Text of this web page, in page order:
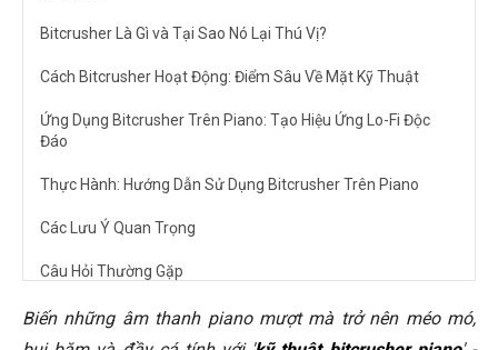
Bitcrusher Là Gì và Tại Sao Nó Lại Thú Vị?
Cách Bitcrusher Hoạt Động: Điểm Sâu Về Mặt Kỹ Thuật
Ứng Dụng Bitcrusher Trên Piano: Tạo Hiệu Ứng Lo-Fi Độc
Đáo
Thực Hành: Hướng Dẫn Sử Dụng Bitcrusher Trên Piano
Các Lưu Ý Quan Trọng
Câu Hỏi Thường Gặp
Bitcrusher có phù hợp với mọi thể loại nhạc không?
Biến những âm thanh piano mượt mà trở nên méo mó,